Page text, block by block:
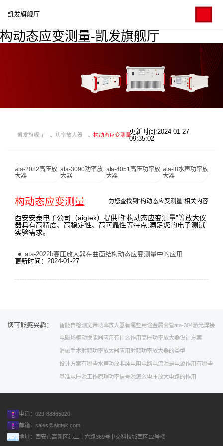
构动态应变测量-凯发旗舰厅
凯发旗舰厅
凯发旗舰厅 功率放大器 构动态应变测量更新时间:2024-01-27
09:35:02
ata-2082高压放
大器
ata-3090功率放
大器
ata-4051高压功率放
大器
ata-l8水声功率放
大器
构动态应变测量 为您查找到“构动态应变测量”相关内容
西安安泰电子公司（aigtek）提供的“构动态应变测量”等放大仪
器具有高精度、高稳定性、高可靠性等特点,满足您的电子测试
实验需求。
ata-2022b高压放大器在曲面结构动态应变测量中的应用
更新时间：2024-01-27
您可能感兴趣： 智能自检测 宽带功率放大器有哪些用途金属套管ata-304激光焊接
电磁场驱动换能器应用有什么作用 高压功率放大器设计方案
消融手术射频功率放大器应用射频功率放大器的类型
设计方案有哪些水声功放非纯电阻电路电流源是电源作用有哪些
基准电压源工作原理功率信号源怎么电压放大电路的作用
电话：029-88865020
邮箱： sales@aigtek.com
地址：西安市高新区纬二十六路369号中交科技城西区12号楼